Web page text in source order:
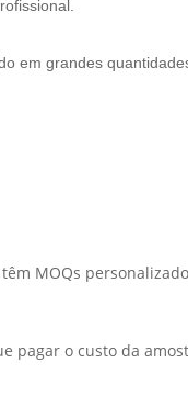
em grandes
MOQs
pagar o custo da